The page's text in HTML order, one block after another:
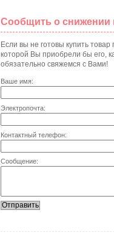
Сообщить о снижении
Если вы не готовы купить
которой Вы приобрели бы его,
обязательно свяжемся с Вами!
Ваше имя:
Электропочта:
Контактный телефон:
Сообщение: